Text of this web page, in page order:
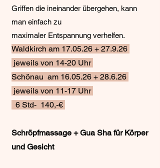
Griffen die ineinander übergehen, kann
man einfach zu
maximaler Entspannung verhelfen.
Waldkirch am 17.05.26 + 27.9.26
jeweils von 14-20 Uhr
Schönau am 16.05.26 + 28.6.26
jeweils von 11-17 Uhr
6 Std- 140,-€
Schröpfmassage + Gua Sha für Körper
und Gesicht